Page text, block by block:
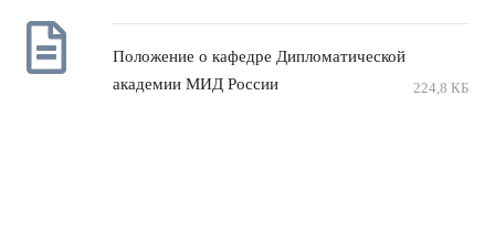
Положение о кафедре Дипломатической
академии МИД России
224,8 КБ